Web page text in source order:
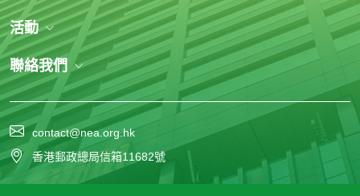
contact@nea.org.hk
香港郵政總局信箱11682號
活動
聯絡我們